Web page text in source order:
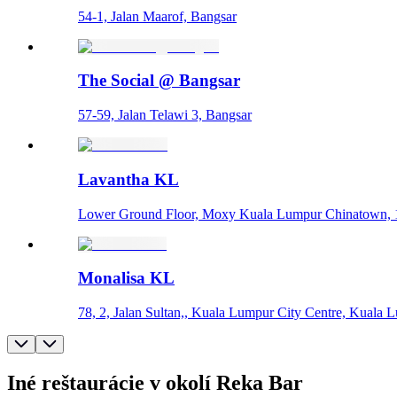
54-1, Jalan Maarof, Bangsar
The Social @ Bangsar
57-59, Jalan Telawi 3, Bangsar
Lavantha KL
Lower Ground Floor, Moxy Kuala Lumpur Chinatown,
Monalisa KL
78, 2, Jalan Sultan,, Kuala Lumpur City Centre, Kuala
Iné reštaurácie v okolí Reka Bar